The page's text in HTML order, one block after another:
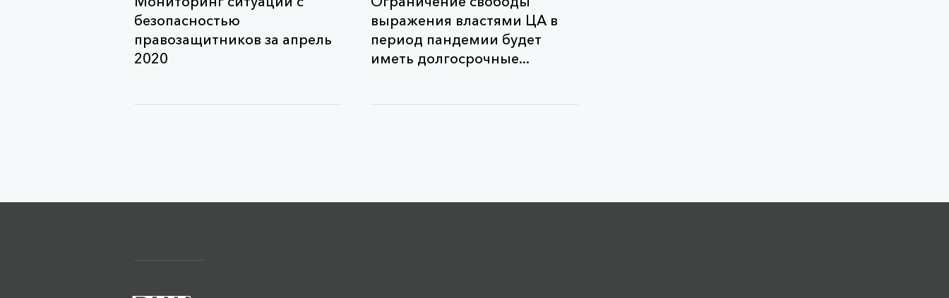
безопасностью
правозащитников за апрель
2020
выражения властями ЦА в
период пандемии будет
иметь долгосрочные...